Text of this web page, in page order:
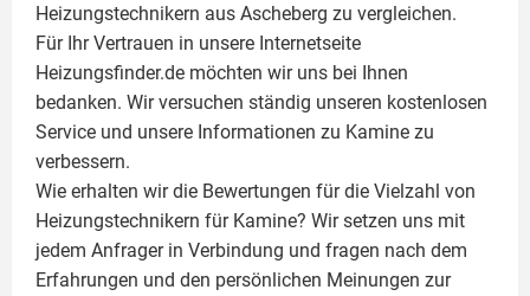
Heizungstechnikern aus Ascheberg zu vergleichen.
Für Ihr Vertrauen in unsere Internetseite
Heizungsfinder.de möchten wir uns bei Ihnen
bedanken. Wir versuchen ständig unseren kostenlosen
Service und unsere Informationen zu Kamine zu
verbessern.
Wie erhalten wir die Bewertungen für die Vielzahl von
Heizungstechnikern für Kamine? Wir setzen uns mit
jedem Anfrager in Verbindung und fragen nach dem
Erfahrungen und den persönlichen Meinungen zur